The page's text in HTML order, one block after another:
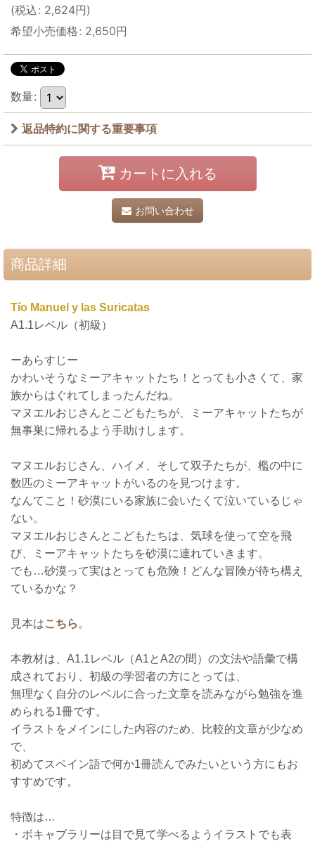
(税込: 2,624円)
希望小売価格: 2,650円
数量:
返品特約に関する重要事項
カートに入れる
お問い合わせ
商品詳細
Tío Manuel y las Suricatas
A1.1レベル（初級）
ーあらすじー
かわいそうなミーアキャットたち！とっても小さくて、家
族からはぐれてしまったんだね。
マヌエルおじさんとこどもたちが、ミーアキャットたちが
無事巣に帰れるよう手助けします。
マヌエルおじさん、ハイメ、そして双子たちが、檻の中に
数匹のミーアキャットがいるのを見つけます。
なんてこと！砂漠にいる家族に会いたくて泣いているじゃ
ない。
マヌエルおじさんとこどもたちは、気球を使って空を飛
び、ミーアキャットたちを砂漠に連れていきます。
でも…砂漠って実はとっても危険！どんな冒険が待ち構え
ているかな？
見本はこちら 。
本教材は、A1.1レベル（A1とA2の間）の文法や語彙で構
成されており、初級の学習者の方にとっては、
無理なく自分のレベルに合った文章を読みながら勉強を進
められる1冊です。
イラストをメインにした内容のため、比較的文章が少なめ
で、
初めてスペイン語で何か1冊読んでみたいという方にもお
すすめです。
特徴は…
・ボキャブラリーは目で見て学べるようイラストでも表